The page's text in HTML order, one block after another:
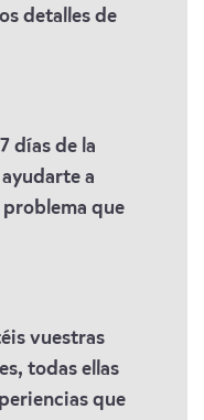
detalles de
días de la
a
problema que
vuestras
todas ellas
que